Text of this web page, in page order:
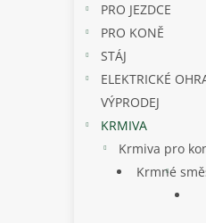
PRO JEZDCE
PRO KONĚ
STÁJ
ELEKTRICKÉ
VÝPRODEJ
KRMIVA
Krmiva pro
Krmné